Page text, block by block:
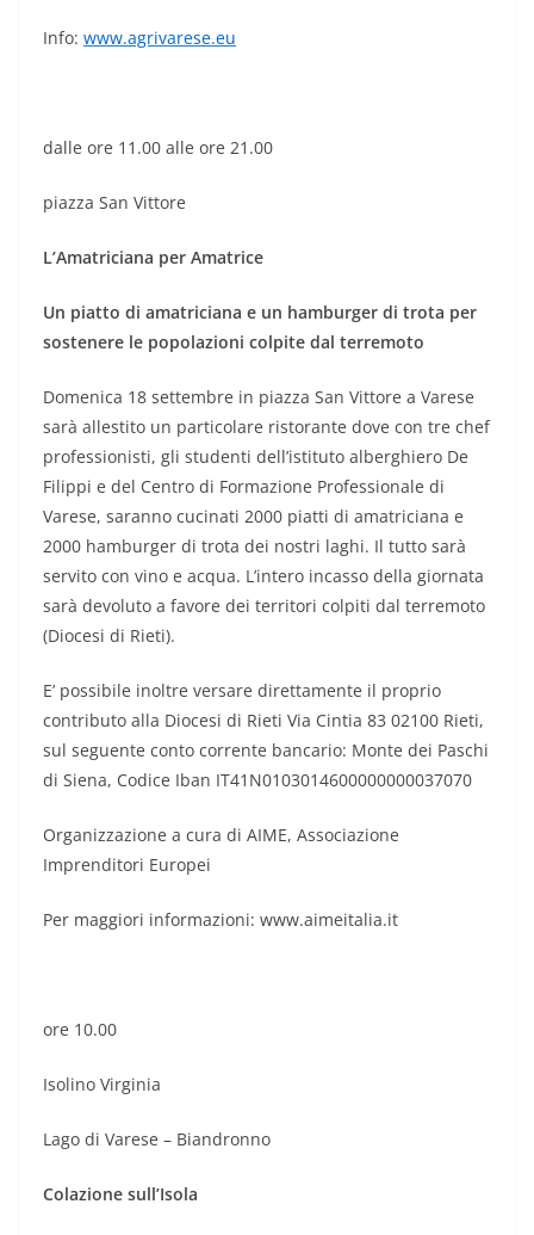
Info: www.agrivarese.eu
dalle ore 11.00 alle ore 21.00
piazza San Vittore
L’Amatriciana per Amatrice
Un piatto di amatriciana e un hamburger di trota per
sostenere le popolazioni colpite dal terremoto
Domenica 18 settembre in piazza San Vittore a Varese
sarà allestito un particolare ristorante dove con tre chef
professionisti, gli studenti dell’istituto alberghiero De
Filippi e del Centro di Formazione Professionale di
Varese, saranno cucinati 2000 piatti di amatriciana e
2000 hamburger di trota dei nostri laghi. Il tutto sarà
servito con vino e acqua. L’intero incasso della giornata
sarà devoluto a favore dei territori colpiti dal terremoto
(Diocesi di Rieti).
E’ possibile inoltre versare direttamente il proprio
contributo alla Diocesi di Rieti Via Cintia 83 02100 Rieti,
sul seguente conto corrente bancario: Monte dei Paschi
di Siena, Codice Iban IT41N0103014600000000037070
Organizzazione a cura di AIME, Associazione
Imprenditori Europei
Per maggiori informazioni: www.aimeitalia.it
ore 10.00
Isolino Virginia
Lago di Varese – Biandronno
Colazione sull’Isola